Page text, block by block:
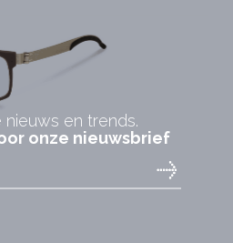
nieuws en trends.
onze nieuwsbrief